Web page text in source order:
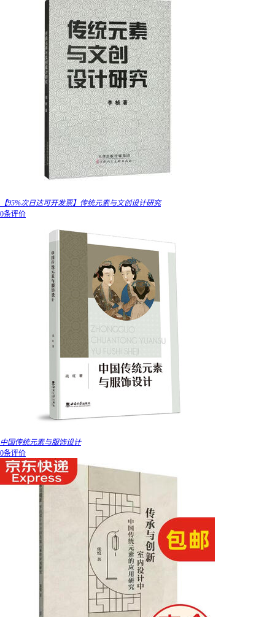
【95%次日达可开发票】传统元素与文创设计研究
0条评价
中国传统元素与服饰设计
0条评价